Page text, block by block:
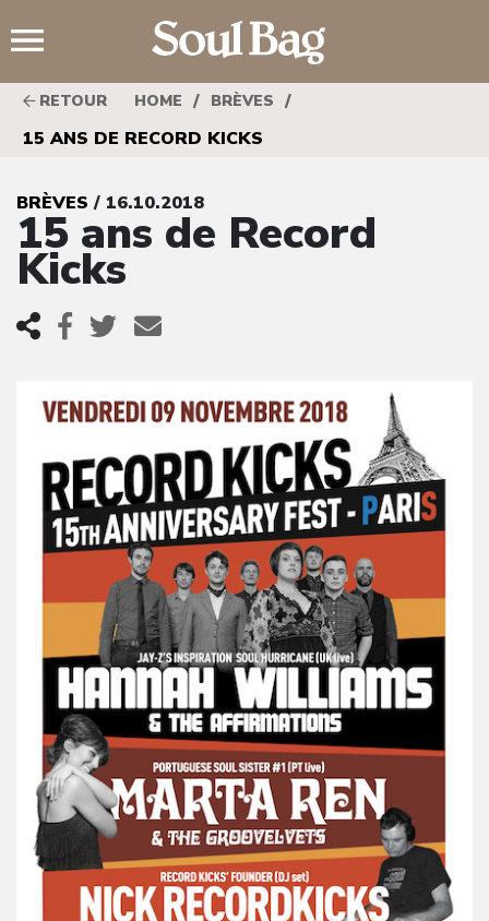
RETOUR HOME / BRÈVES /
15 ANS DE RECORD KICKS
BRÈVES / 16.10.2018
15 ans de Record
Kicks